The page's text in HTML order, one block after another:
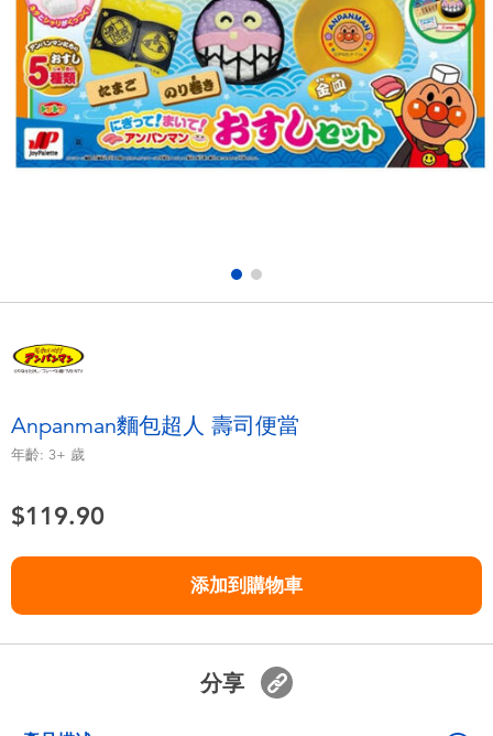
娃娃, 芭比,收藏公仔
電子玩具
遊戲及拼圖系列
毛毛公仔玩具
夏日用品
嬰兒及學前玩具
任天堂 Switch
Pokemon寶可夢
playpop
LEGO樂高
14歳以上
Anpanman麵包超人 壽司便當
年齡: 3+ 歲
$119.90
添加到購物車
分享